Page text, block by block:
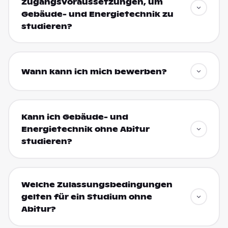
Zugangsvoraussetzungen, um
Gebäude- und Energietechnik zu
studieren?
Wann kann ich mich bewerben?
Kann ich Gebäude- und
Energietechnik ohne Abitur
studieren?
Welche Zulassungsbedingungen
gelten für ein Studium ohne
Abitur?